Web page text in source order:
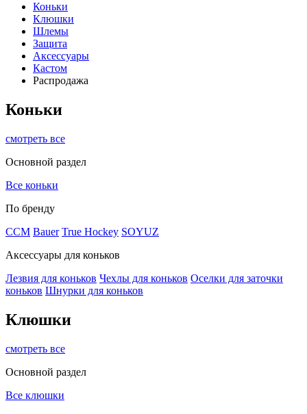
Коньки
Клюшки
Шлемы
Защита
Аксессуары
Кастом
Распродажа
Коньки
смотреть все
Основной раздел
Все коньки
По бренду
ССМ Bauer True Hockey SOYUZ
Аксессуары для коньков
Лезвия для коньков Чехлы для коньков Оселки для заточки
коньков Шнурки для коньков
Клюшки
смотреть все
Основной раздел
Все клюшки